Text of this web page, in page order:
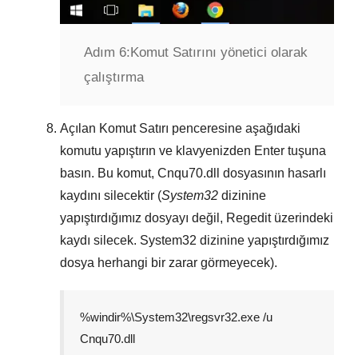
Adım 6:Komut Satırını yönetici olarak
çalıştırma
Açılan Komut Satırı penceresine aşağıdaki
komutu yapıştırın ve klavyenizden Enter tuşuna
basın. Bu komut, Cnqu70.dll
dosyasının hasarlı
kaydını silecektir (System32 dizinine
yapıştırdığımız dosyayı değil, Regeditüzerindeki
kaydı silecek. System32 dizinine yapıştırdığımız
dosya herhangi bir zarar görmeyecek).
%windir%\System32\regsvr32.exe /u
Cnqu70.dll